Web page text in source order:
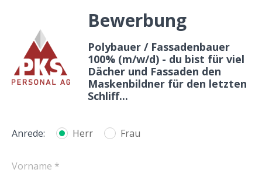
Bewerbung
Polybauer / Fassadenbauer
100% (m/w/d) - du bist für viel
Dächer und Fassaden den
Maskenbildner für den letzten
Schliff...
Anrede: Herr Frau
Vorname *